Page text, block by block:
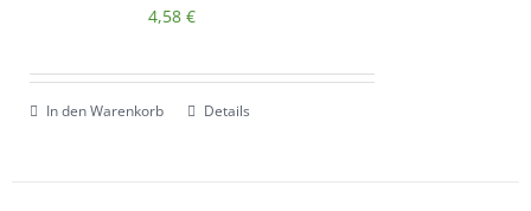
4,58 €
In den Warenkorb Details